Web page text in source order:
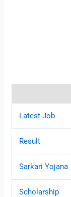
Latest Job
Result
Sarkari Yojana
Scholarship